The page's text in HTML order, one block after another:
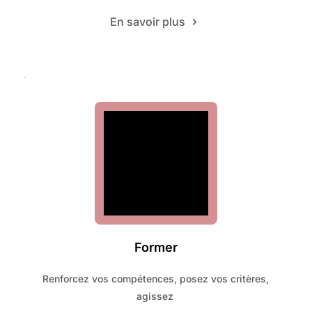
En savoir plus
Former
Renforcez vos compétences, posez vos critères,
agissez